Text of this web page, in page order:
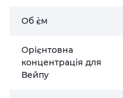
Об `єм
Орієнтовна
концентрація для
Вейпу